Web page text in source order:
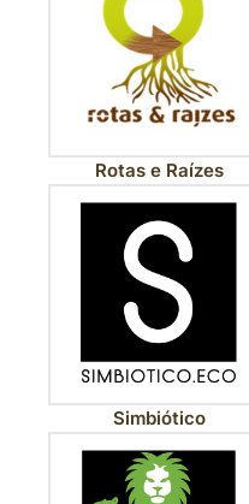
Rotas e Raízes
Simbiótico